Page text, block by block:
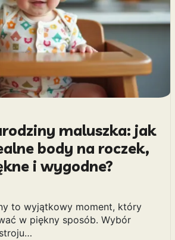
maluszka: jak
body na roczek,
i wygodne?
to wyjątkowy moment, który
w piękny sposób. Wybór